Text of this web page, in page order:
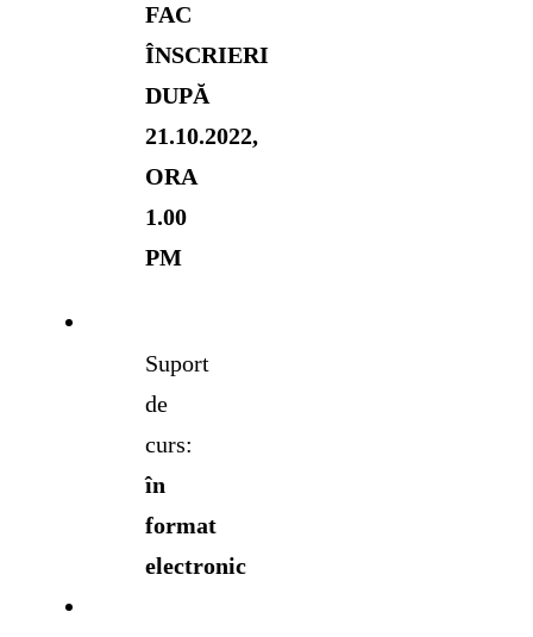
FAC
ÎNSCRIERI
DUPĂ
21.10.2022,
ORA
1.00
PM
Suport
de
curs:
în
format
electronic